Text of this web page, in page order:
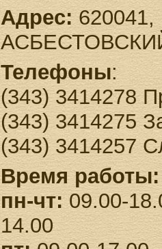
Адрес:620041,
Телефоны:
(343) 3414278
(343) 3414275
(343) 3414257
Время работы:
пн-чт:09.00-
14.00